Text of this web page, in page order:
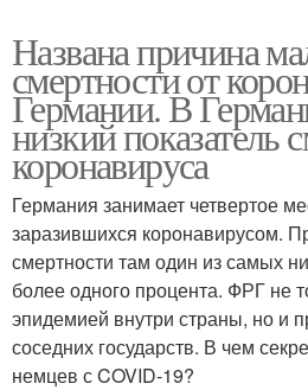
Названа причина
смертности от
Германии. В
низкий показатель
коронавируса
Германия занимает четвертое
заразившихся коронавирусом.
смертности там один из самых
более одного процента. ФРГ не
эпидемией внутри страны, но и
соседних государств. В чем
немцев с COVID-19?